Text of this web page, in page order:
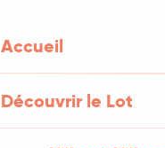
Accueil
Découvrir le Lot